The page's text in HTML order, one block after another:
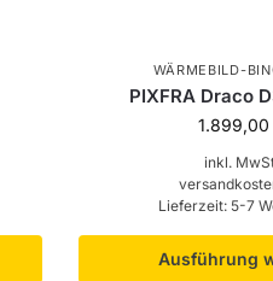
WÄRMEBILD-
PIXFRA Draco
1.899,00
inkl.
Lieferzeit: 5-7
Ausführung